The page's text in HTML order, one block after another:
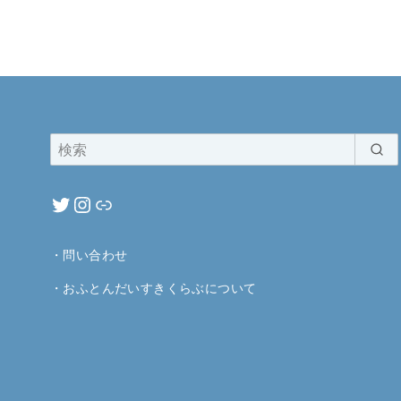
・ 問い合わせ
・ おふとんだいすきくらぶについて